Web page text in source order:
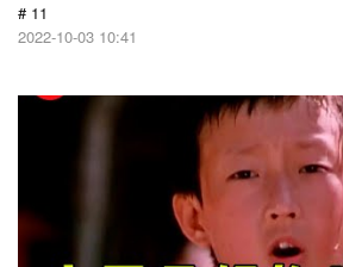
# 11
2022-10-03 10:41